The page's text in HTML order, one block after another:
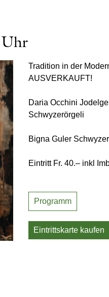
Uhr
Tradition in der
AUSVERKAUFT!
Daria Occhini
Schwyzerörgeli
Bigna Guler
Eintritt Fr. 40.– inkl
Programm
Eintrittskarte kaufen